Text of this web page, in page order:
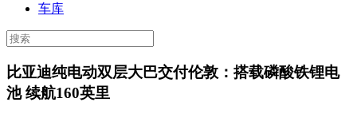
车库
比亚迪纯电动双层大巴交付伦敦：搭载磷酸铁锂电
池 续航160英里